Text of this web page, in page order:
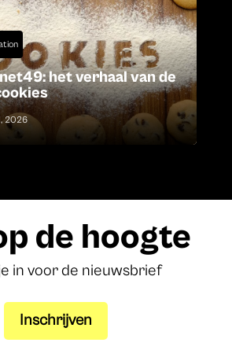
het verhaal van de
2026
de hoogte
in voor de nieuwsbrief
Inschrijven